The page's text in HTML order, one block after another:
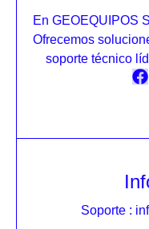
En GEOEQUIPOS
Ofrecemos
soporte técnico
Soporte :